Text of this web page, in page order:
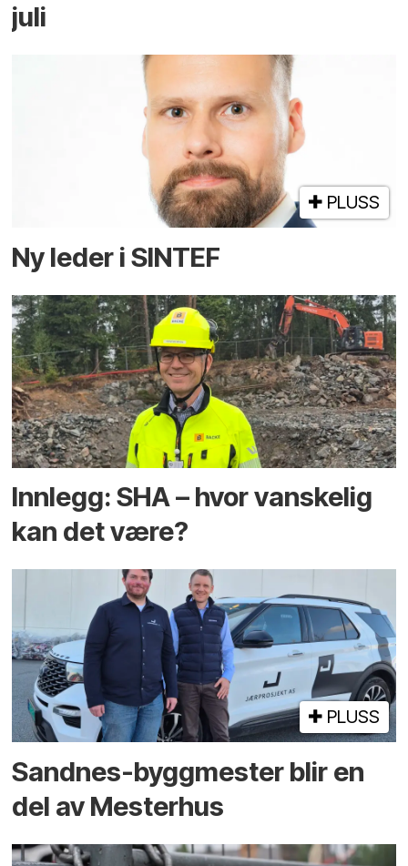
juli
PLUSS
Ny leder i SINTEF
Innlegg: SHA – hvor vanskelig
kan det være?
PLUSS
Sandnes-byggmester blir en
del av Mesterhus